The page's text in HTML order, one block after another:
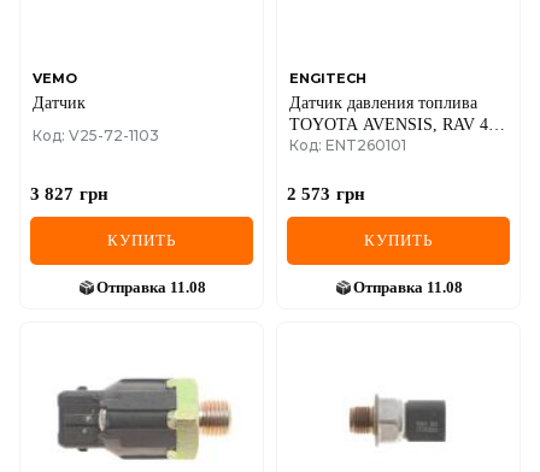
VEMO
Датчик
Код: V25-72-1103
3 827 грн
КУПИТЬ
Отправка 11.08
ENGITECH
Датчик давления топлива
TOYOTA AVENSIS, RAV 4
III 2.2D 10.05-12.12
Код: ENT260101
2 573 грн
КУПИТЬ
Отправка 11.08